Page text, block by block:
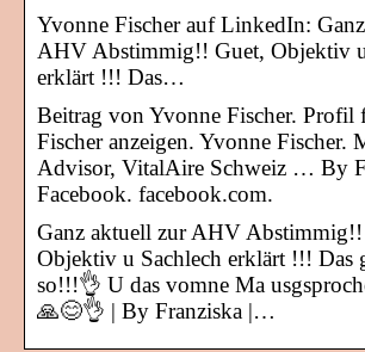
Yvonne Fischer auf LinkedIn:
AHV Abstimmig!! Guet, Objektiv
erklärt !!! Das…
Beitrag von Yvonne Fischer. Profil
Fischer anzeigen. Yvonne Fischer.
Advisor, VitalAire Schweiz … By
Facebook. facebook.com.
Ganz aktuell zur AHV Abstimmig!!
Objektiv u Sachlech erklärt !!! Das
so!!!👌 U das vomne Ma
🙏😊👌 | By Franziska |…